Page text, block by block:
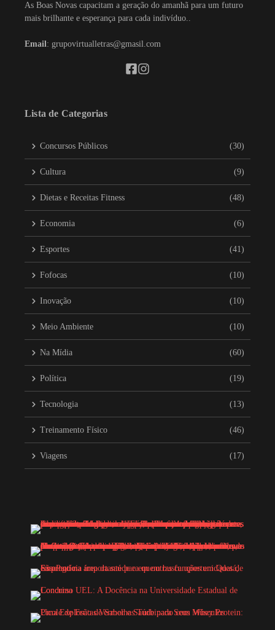
As Boas Novas capacitam a geração do amanhã para um futuro
mais brilhante e esperança para cada indivíduo..
Email: grupovirtualletras@gmasil.com
Lista de Categorias
Concursos Públicos (30)
Cultura (9)
Dietas e Receitas Fitness (48)
Economia (6)
Esportes (41)
Fofocas (10)
Inovação (10)
Meio Ambiente (10)
Na Mídia (60)
Política (19)
Tecnologia (13)
Treinamento Físico (46)
Viagens (17)